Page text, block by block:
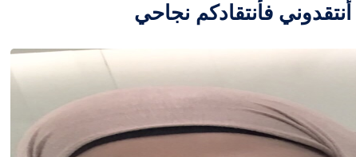
أنتقدوني فأنتقادكم نجاحي